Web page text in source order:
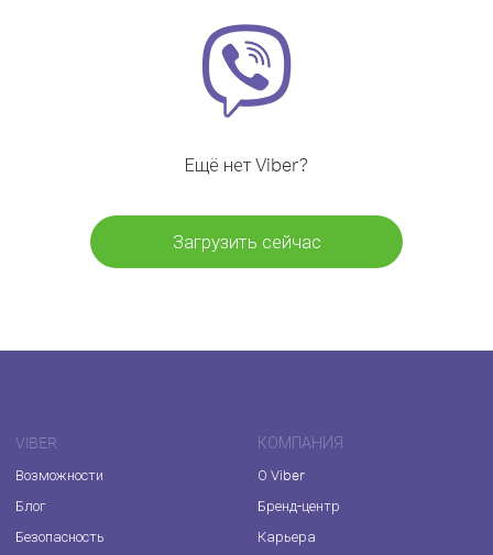
Ещё нет Viber?
Загрузить сейчас
VIBER
Возможности
Блог
Безопасность
КОМПАНИЯ
О Viber
Бренд-центр
Карьера